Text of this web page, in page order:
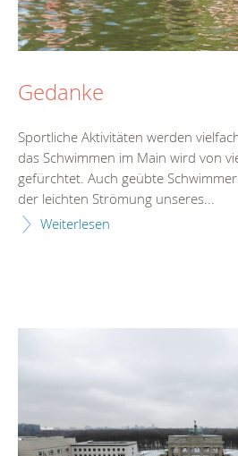
Gedanke
Sportliche Aktivitäten werden
das Schwimmen im Main wird von
gefürchtet. Auch geübte
der leichten Strömung unseres...
Weiterlesen